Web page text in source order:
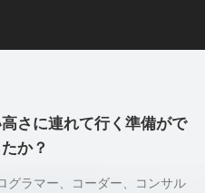
さに連れて行く準備がで
か？
グラマー、コーダー、コンサル